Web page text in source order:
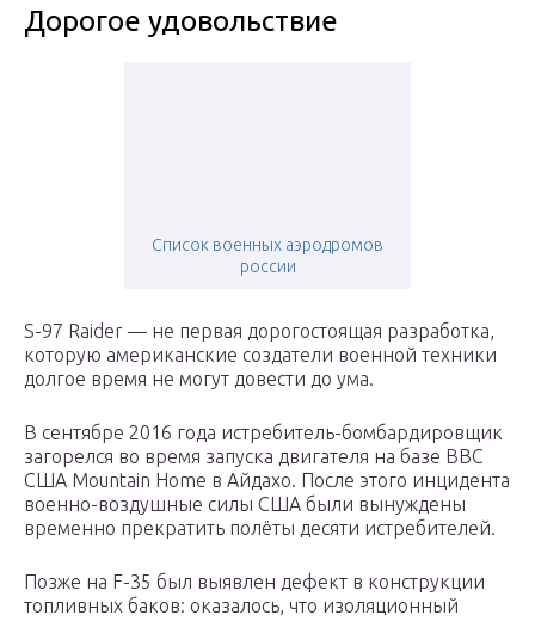
Дорогое удовольствие
Список военных аэродромов
россии
S-97 Raider — не первая дорогостоящая разработка,
которую американские создатели военной техники
долгое время не могут довести до ума.
В сентябре 2016 года истребитель-бомбардировщик
загорелся во время запуска двигателя на базе ВВС
США Mountain Home в Айдахо. После этого инцидента
военно-воздушные силы США были вынуждены
временно прекратить полёты десяти истребителей.
Позже на F-35 был выявлен дефект в конструкции
топливных баков: оказалось, что изоляционный